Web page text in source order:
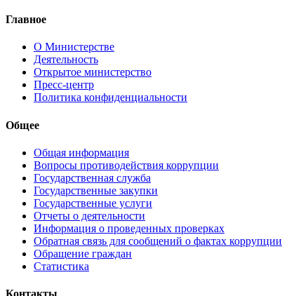
Главное
О Министерстве
Деятельность
Открытое министерство
Пресс-центр
Политика конфиденциальности
Общее
Общая информация
Вопросы противодействия коррупции
Государственная служба
Государственные закупки
Государственные услуги
Отчеты о деятельности
Информация о проведенных проверках
Обратная связь для сообщений о фактах коррупции
Обращение граждан
Статистика